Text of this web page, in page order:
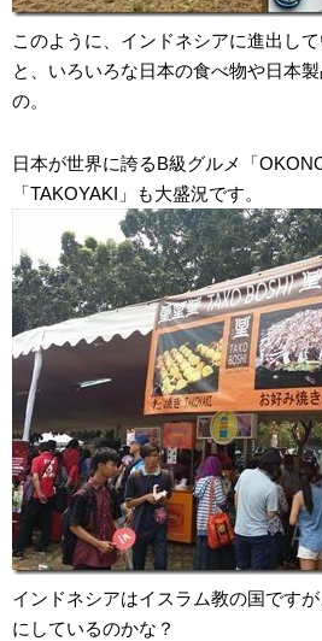
このように、インドネシアに進出し
と、いろいろな日本の食べ物や日本
の。
日本が世界に誇るB級グルメ「
「TAKOYAKI」も大盛況です。
インドネシアはイスラム教の国です
にしているのかな？